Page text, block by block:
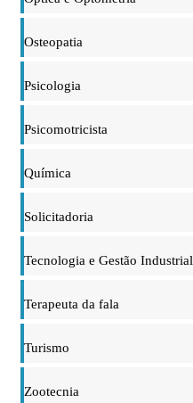
Osteopatia
Psicologia
Psicomotricista
Química
Solicitadoria
Tecnologia e Gestão Industrial
Terapeuta da fala
Turismo
Zootecnia